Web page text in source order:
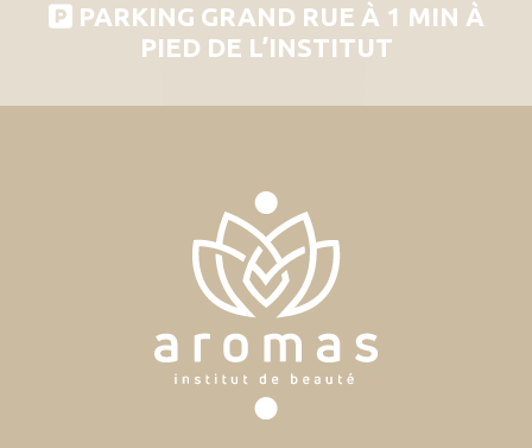
PARKING GRAND RUE À 1 MIN À
PIED DE L’INSTITUT